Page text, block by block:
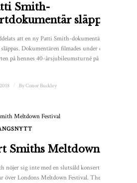
Smith-
släpps
att en ny Patti Smith-dokumentär
Dokumentären filmades under den
på hennes 40-årsjubileumsturné på
ByConor Buckley
Smiths Meltdown
nöjer sig inte med en slutsåld konsert i Hyde
över Londons Meltdown Festival. The Cures